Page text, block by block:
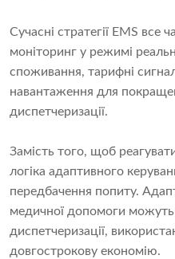
Сучасні стратегії EMS все
моніторинг у режимі
споживання, тарифні
навантаження для
диспетчеризації.
Замість того, щоб
логіка адаптивного
передбачення попиту.
медичної допомоги
диспетчеризації,
довгострокову економію.